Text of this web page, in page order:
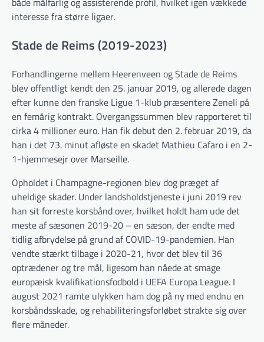
interesse fra større ligaer.
Stade de Reims (2019-2023)
Forhandlingerne mellem Heerenveen og Stade de Reims
blev offentligt kendt den 25. januar 2019, og allerede dagen
efter kunne den franske Ligue 1-klub præsentere Zeneli på
en femårig kontrakt. Overgangssummen blev rapporteret til
cirka 4 millioner euro. Han fik debut den 2. februar 2019, da
han i det 73. minut afløste en skadet Mathieu Cafaro i en 2-
1-hjemmesejr over Marseille.
Opholdet i Champagne-regionen blev dog præget af
uheldige skader. Under landsholdstjeneste i juni 2019 rev
han sit forreste korsbånd over, hvilket holdt ham ude det
meste af sæsonen 2019-20 – en sæson, der endte med
tidlig afbrydelse på grund af COVID-19-pandemien. Han
vendte stærkt tilbage i 2020-21, hvor det blev til 36
optrædener og tre mål, ligesom han nåede at smage
europæisk kvalifikationsfodbold i UEFA Europa League. I
august 2021 ramte ulykken ham dog på ny med endnu en
korsbåndsskade, og rehabiliteringsforløbet strakte sig over
flere måneder.